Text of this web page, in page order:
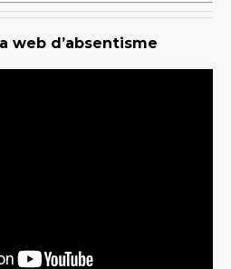
web d’absentisme